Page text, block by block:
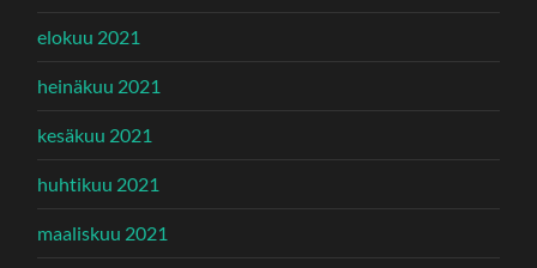
elokuu 2021
heinäkuu 2021
kesäkuu 2021
huhtikuu 2021
maaliskuu 2021